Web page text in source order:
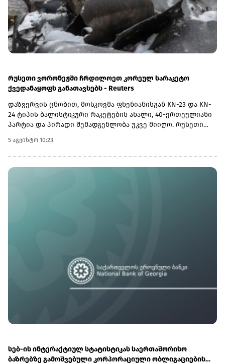
უფრო მარტივი, სწრაფი და ხელმისაწვდომი
გახადოს.აღმოაჩინეთ ლონდონის საფონდო ბირჟა
პირდაპირ მობაილბანკში:
https://app.tbcbank.ge/YiId/vmpjqmpcგაითვალისწინეთ, ეს არ
არის ფინანსური რჩევა.(R)
რუსეთი ვორონეჟში ჩრდილოეთ კორეულ სარაკეტო
ქვედანაყოფს განათავსებს - Reuters
დაზვერვის ცნობით, მოსკოვმა ფხენიანისგან KN-23 და KN-
24 ტიპის ბალისტიკური რაკეტების ახალი, 40-ერთეულიანი
პარტია და პირადი შემადგენლობა უკვე მიიღო. რუსეთი
შემდგარი ქვედანაყოფი თავისი 112-ე სარაკეტო ბრიგადის
შემადგენლობაში დააყენოს. შეიარაღების საბოლოო
მოცულობა, მათ შორის დამატებითი რაკეტებისა და
დაფიქსირებული შემთხვევა 2025 წლის აგვისტოს შემდეგ,
რისთვისაც სწორედ ახალი პარტიიდან მიღებული
რაკეტები გამოიყენეს. საერთო ჯამში, 2023 წლის ბოლოდან
2025 წლის აგვისტომდე ჩრდილოეთ კორეამ რუსეთს 150-ზე
თანამშრომლობის ახალ და უფრო მასშტაბურ ეტაპზე
5 აგვისტო 10:23
სებ-ის ინტერაქტიულ სტატისტიკას საერთაშორისო
ბაზრებზე გამოშვებული კორპორაციული ობლიგაციების